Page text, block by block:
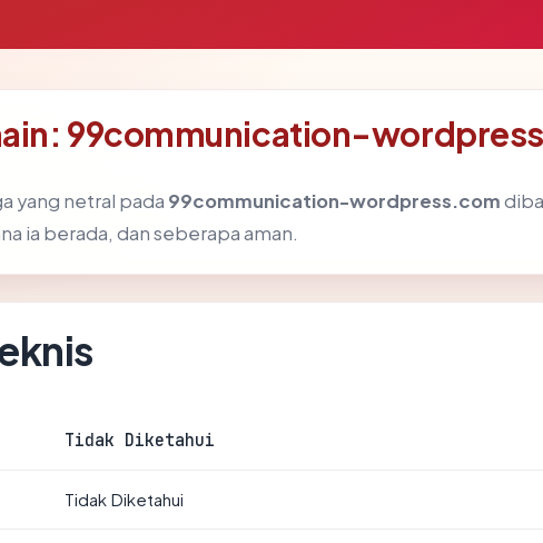
99communication-
yang netral pada 99communication-wordpress.com
ia berada, dan seberapa aman.
Tidak Diketahui
Tidak Diketahui